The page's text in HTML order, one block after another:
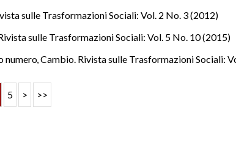
sulle Trasformazioni Sociali: Vol. 2 No. 3 (2012)
sulle Trasformazioni Sociali: Vol. 5 No. 10 (2015)
numero,Cambio. Rivista sulle Trasformazioni Sociali:
5 > >>